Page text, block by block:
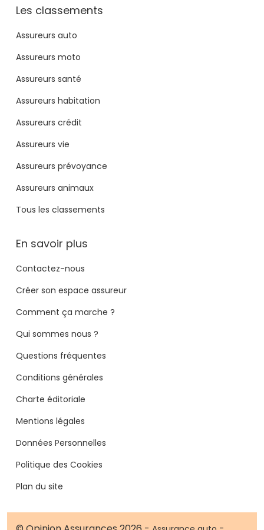
Les classements
Assureurs auto
Assureurs moto
Assureurs santé
Assureurs habitation
Assureurs crédit
Assureurs vie
Assureurs prévoyance
Assureurs animaux
Tous les classements
En savoir plus
Contactez-nous
Créer son espace assureur
Comment ça marche ?
Qui sommes nous ?
Questions fréquentes
Conditions générales
Charte éditoriale
Mentions légales
Données Personnelles
Politique des Cookies
Plan du site